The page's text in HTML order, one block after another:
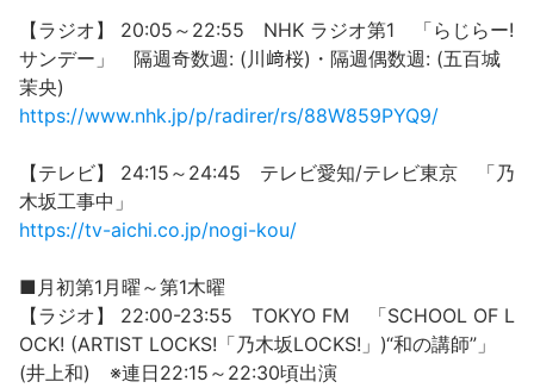
【ラジオ】 20:05～22:55 NHK ラジオ第1 「らじらー!
サンデー」 隔週奇数週: (川﨑桜)・隔週偶数週: (五百城
茉央)
https://www.nhk.jp/p/radirer/rs/88W859PYQ9/
【テレビ】 24:15～24:45 テレビ愛知/テレビ東京 「乃
木坂工事中」
https://tv-aichi.co.jp/nogi-kou/
■月初第1月曜～第1木曜
【ラジオ】 22:00-23:55 TOKYO FM 「SCHOOL OF L
OCK! (ARTIST LOCKS!「乃木坂LOCKS!」)“和の講師”」
(井上和) ※連日22:15～22:30頃出演